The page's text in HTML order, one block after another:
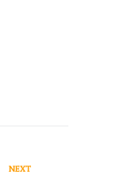
NEXT